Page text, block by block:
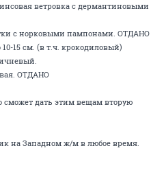
ветровка с дермантиновыми
с норковыми пампонами. ОТДАНО
15 см. (в т.ч. крокодиловый)
ОТДАНО
сможет дать этим вещам вторую
на Западном ж/м в любое время.